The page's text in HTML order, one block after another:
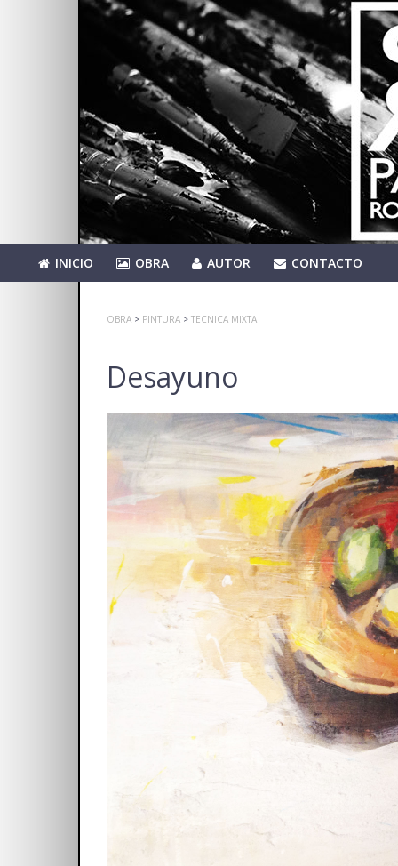
INICIO OBRA AUTOR CONTACTO
OBRA > PINTURA > TECNICA MIXTA
Desayuno